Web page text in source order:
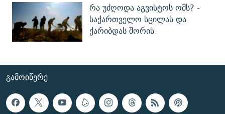
რა უძღოდა აგვისტოს ომს? -
საქართველო სცილას და
ქარიბდას შორის
ᲒᲐᲛᲝᲘᲬᲔᲠᲔ